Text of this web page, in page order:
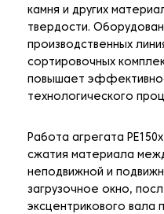
камня и других
твердости.
производственных
сортировочных
повышает
технологического
Работа агрегата
сжатия материала
неподвижной и
загрузочное окно,
эксцентрикового вала